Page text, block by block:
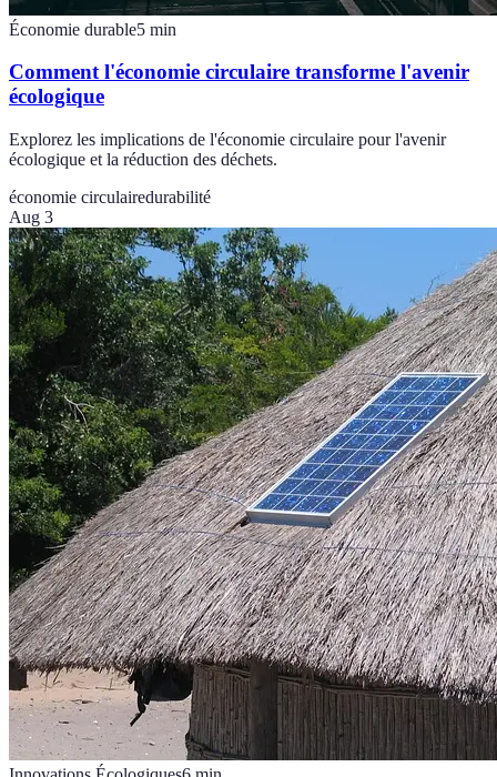
Économie durable5 min
Comment l'économie circulaire transforme l'avenir
écologique
Explorez les implications de l'économie circulaire pour l'avenir
écologique et la réduction des déchets.
économie circulairedurabilité
Aug 3